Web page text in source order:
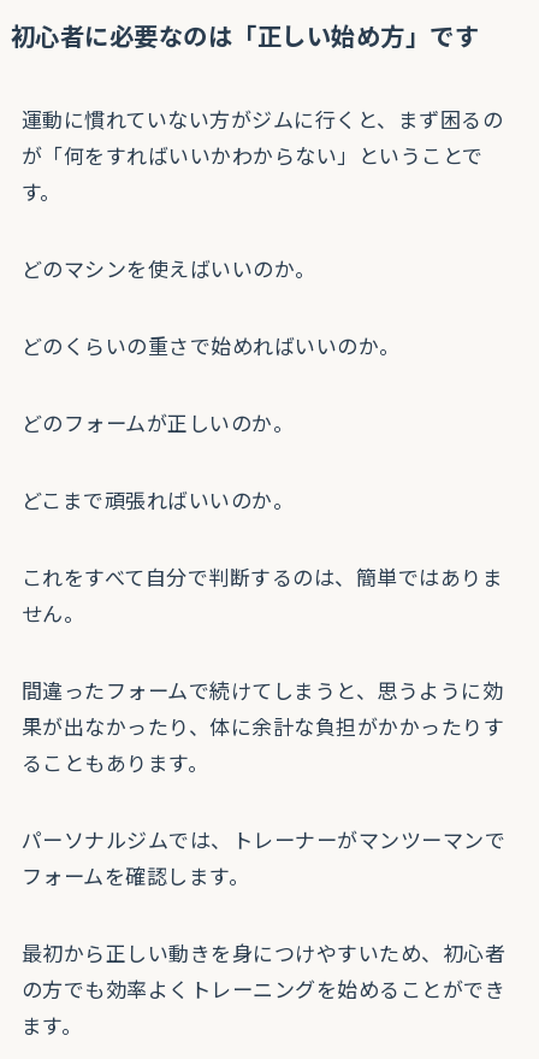
初心者に必要なのは「正しい始め方」です
運動に慣れていない方がジムに行くと、まず困るの
が「何をすればいいかわからない」ということで
す。
どのマシンを使えばいいのか。
どのくらいの重さで始めればいいのか。
どのフォームが正しいのか。
どこまで頑張ればいいのか。
これをすべて自分で判断するのは、簡単ではありま
せん。
間違ったフォームで続けてしまうと、思うように効
果が出なかったり、体に余計な負担がかかったりす
ることもあります。
パーソナルジムでは、トレーナーがマンツーマンで
フォームを確認します。
最初から正しい動きを身につけやすいため、初心者
の方でも効率よくトレーニングを始めることができ
ます。